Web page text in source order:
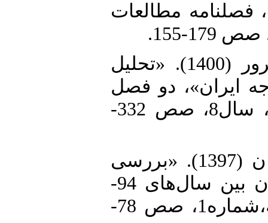
فصلنامه مطالعات
26. مداح، مجید و معصومه مهرپرور (1400). «تحلیل
ایران»، دو فصل
نامه بررسی مسائل اقتصاد ایران، سال8، صص 332-
27. مولایی، محمد و مرضیه عبدیان (1397). «بررسی
عوامل مؤثر بر کسری بودجه ایران بین سال‌های 94-
68»، فصلنامه برنامه ریزی وبودجه،شماره1، صص 78-